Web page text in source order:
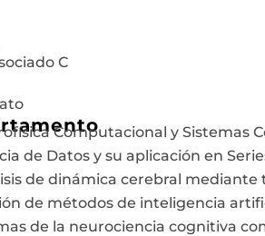
C
Computacional y Sistemas
de Datos y su aplicación en
de dinámica cerebral
de métodos de inteligencia
de la neurociencia cognitiva